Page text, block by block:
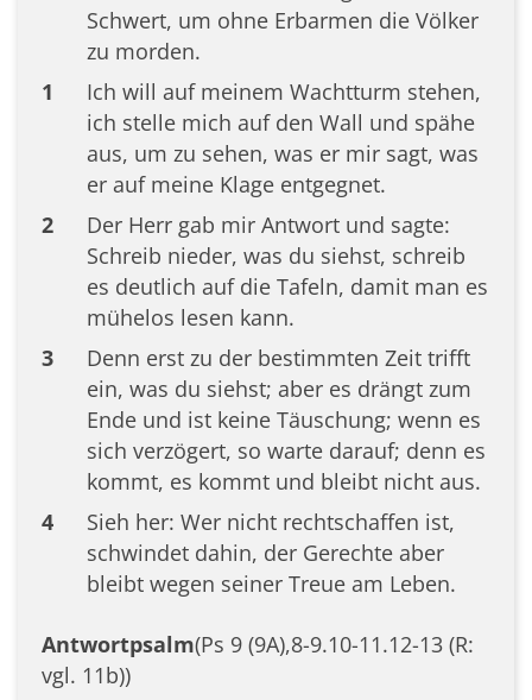
Schwert, um ohne Erbarmen die Völker
zu morden.
1
Ich will auf meinem Wachtturm stehen,
ich stelle mich auf den Wall und spähe
aus, um zu sehen, was er mir sagt, was
er auf meine Klage entgegnet.
2
Der Herr gab mir Antwort und sagte:
Schreib nieder, was du siehst, schreib
es deutlich auf die Tafeln, damit man es
mühelos lesen kann.
3
Denn erst zu der bestimmten Zeit trifft
ein, was du siehst; aber es drängt zum
Ende und ist keine Täuschung; wenn es
sich verzögert, so warte darauf; denn es
kommt, es kommt und bleibt nicht aus.
4
Sieh her: Wer nicht rechtschaffen ist,
schwindet dahin, der Gerechte aber
bleibt wegen seiner Treue am Leben.
Antwortpsalm(Ps 9 (9A),8-9.10-11.12-13 (R:
vgl. 11b))